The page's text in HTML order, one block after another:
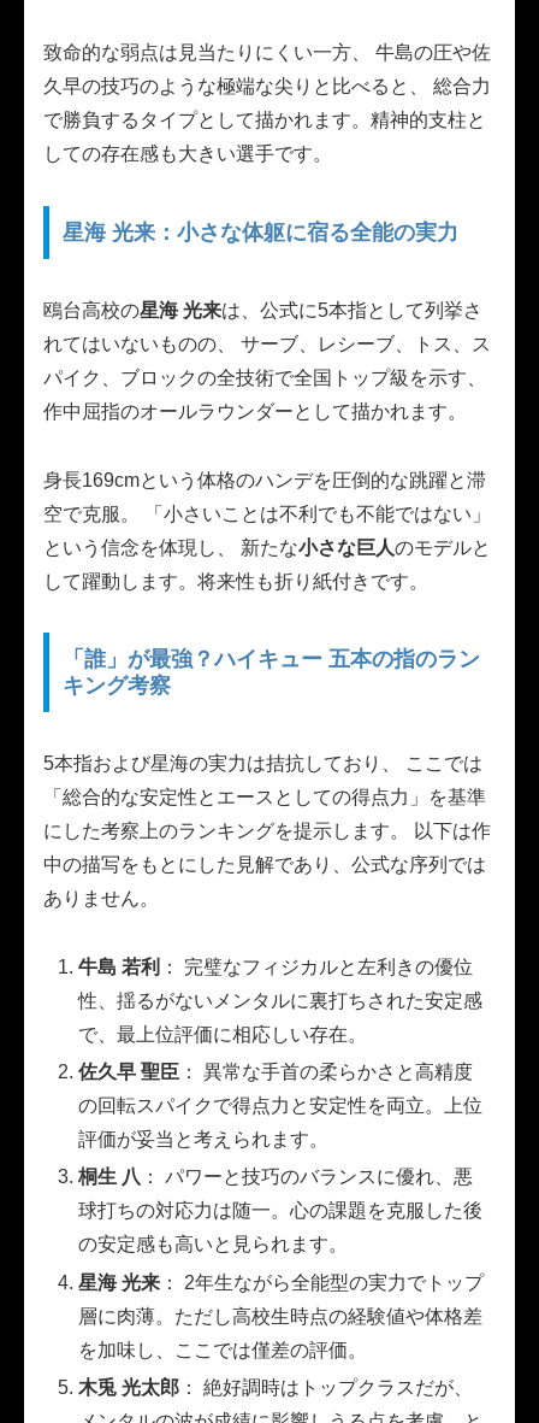
致命的な弱点は見当たりにくい一方、 牛島の圧や佐
久早の技巧のような極端な尖りと比べると、 総合力
で勝負するタイプとして描かれます。精神的支柱と
しての存在感も大きい選手です。
星海 光来：小さな体躯に宿る全能の実力
鴎台高校の星海 光来は、公式に5本指として列挙さ
れてはいないものの、 サーブ、レシーブ、トス、ス
パイク、ブロックの全技術で全国トップ級を示す、
作中屈指のオールラウンダーとして描かれます。
身長169cmという体格のハンデを圧倒的な跳躍と滞
空で克服。 「小さいことは不利でも不能ではない」
という信念を体現し、 新たな小さな巨人のモデルと
して躍動します。将来性も折り紙付きです。
「誰」が最強？ハイキュー 五本の指のラン
キング考察
5本指および星海の実力は拮抗しており、 ここでは
「総合的な安定性とエースとしての得点力」を基準
にした考察上のランキングを提示します。 以下は作
中の描写をもとにした見解であり、公式な序列では
ありません。
牛島 若利 ： 完璧なフィジカルと左利きの優位
性、揺るがないメンタルに裏打ちされた安定感
で、最上位評価に相応しい存在。
佐久早 聖臣 ： 異常な手首の柔らかさと高精度
の回転スパイクで得点力と安定性を両立。上位
評価が妥当と考えられます。
桐生 八 ： パワーと技巧のバランスに優れ、悪
球打ちの対応力は随一。心の課題を克服した後
の安定感も高いと見られます。
星海 光来 ： 2年生ながら全能型の実力でトップ
層に肉薄。ただし高校生時点の経験値や体格差
を加味し、ここでは僅差の評価。
木兎 光太郎 ： 絶好調時はトップクラスだが、